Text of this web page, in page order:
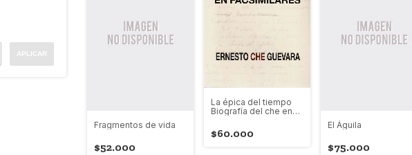
APLICAR
Fragmentos de vida
$52.000
La épica del tiempo
Biografía del che en
$60.000
El Águila
$75.000